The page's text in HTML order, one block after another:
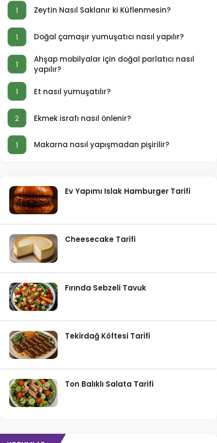
1 Zeytin Nasıl Saklanır ki Küflenmesin?
1 Doğal çamaşır yumuşatıcı nasıl yapılır?
1
Ahşap mobilyalar için doğal parlatıcı nasıl
yapılır?
1 Et nasıl yumuşatılır?
2 Ekmek israfı nasıl önlenir?
1 Makarna nasıl yapışmadan pişirilir?
Ev Yapımı Islak Hamburger Tarifi
Cheesecake Tarifi
Fırında Sebzeli Tavuk
Tekirdağ Köftesi Tarifi
Ton Balıklı Salata Tarifi